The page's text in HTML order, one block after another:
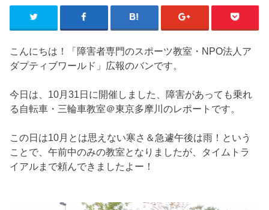
こんにちは！「障害者専門のスポーツ教室・NPO法人ア
ダプティブワールド」広報のバンです。
今日は、10月31日に開催しました、障害があっても乗れ
る自転車・三輪車教室＠東京多摩川のレポートです。
この日は10月とは思えない寒さ＆急遽午後は雨！という
ことで、午前中のみの教室となりましたが、タイムトラ
イアルまで頼んできましたよー！